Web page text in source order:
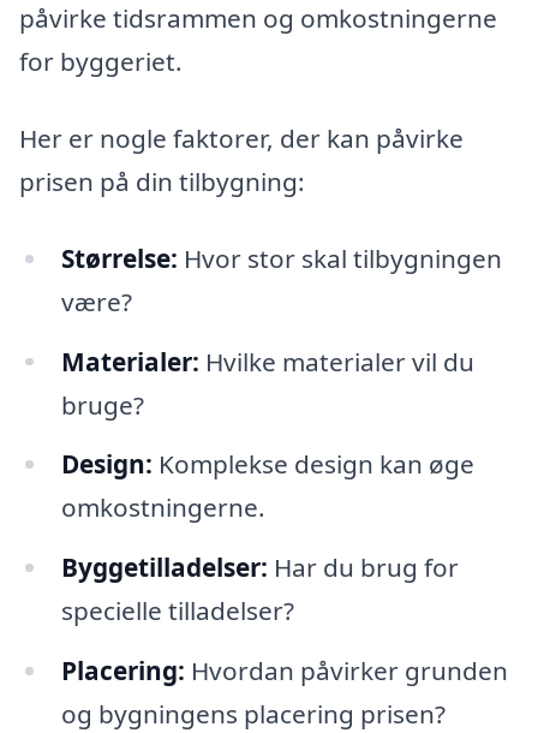
påvirke tidsrammen og omkostningerne
for byggeriet.
Her er nogle faktorer, der kan påvirke
prisen på din tilbygning:
Størrelse: Hvor stor skal tilbygningen
være?
Materialer: Hvilke materialer vil du
bruge?
Design: Komplekse design kan øge
omkostningerne.
Byggetilladelser: Har du brug for
specielle tilladelser?
Placering: Hvordan påvirker grunden
og bygningens placering prisen?